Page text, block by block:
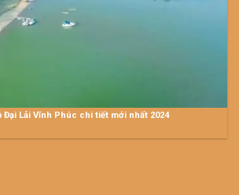
Lải Vĩnh Phúc chi tiết mới nhất 2024